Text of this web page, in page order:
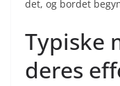
det, og bordet
Typiske
deres